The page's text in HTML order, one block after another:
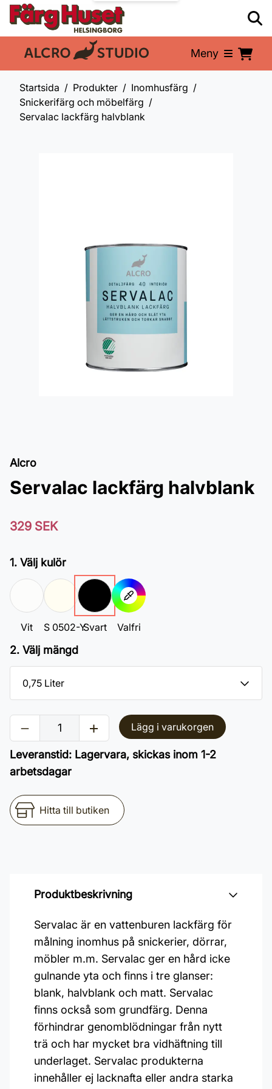
En del av: Meny
Startsida Produkter
Inomhusfärg
Snickerifärg och möbelfärg
Servalac lackfärg halvblank
Alcro
Servalac lackfärg halvblank
329 SEK
1. Välj kulör
Vit S 0502-YSvart Valfri
2. Välj mängd
Lägg i varukorgen
Leveranstid: Lagervara, skickas inom 1-2
arbetsdagar
Hitta till butiken
Produktbeskrivning
Servalac är en vattenburen lackfärg för
målning inomhus på snickerier, dörrar,
möbler m.m. Servalac ger en hård icke
gulnande yta och finns i tre glanser:
blank, halvblank och matt. Servalac
finns också som grundfärg. Denna
förhindrar genomblödningar från nytt
trä och har mycket bra vidhäftning till
underlaget. Servalac produkterna
innehåller ej lacknafta eller andra starka